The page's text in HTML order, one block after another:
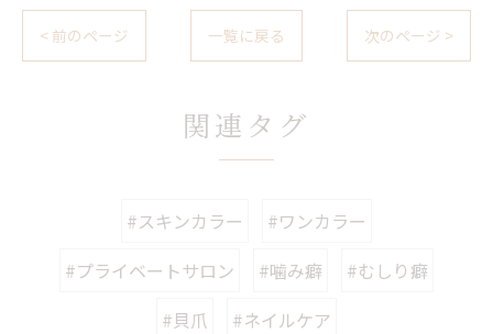
< 前のページ 一覧に戻る 次のページ >
関連タグ
#スキンカラー
#ワンカラー
#プライベートサロン
#噛み癖
#むしり癖
#貝爪
#ネイルケア